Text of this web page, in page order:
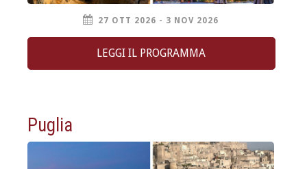
27 OTT 2026 - 3 NOV 2026
LEGGI IL PROGRAMMA
Puglia